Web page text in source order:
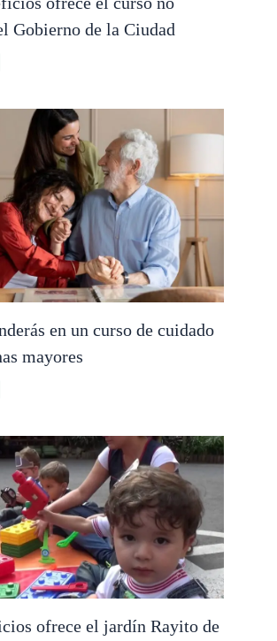
Gobierno de la Ciudad
en un curso de cuidado
mayores
ofrece el jardín Rayito de